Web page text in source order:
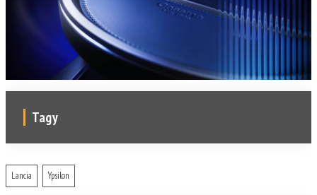
Tagy
Lancia Ypsilon